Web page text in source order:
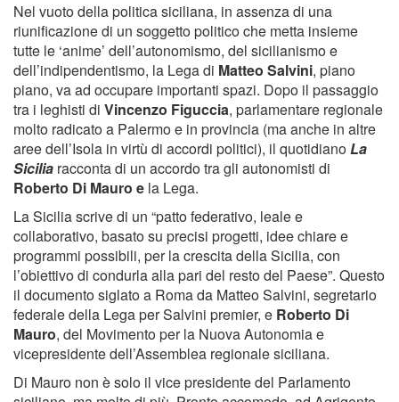
Nel vuoto della politica siciliana, in assenza di una
riunificazione di un soggetto politico che metta insieme
tutte le ‘anime’ dell’autonomismo, del sicilianismo e
dell’indipendentismo, la Lega di Matteo Salvini, piano
piano, va ad occupare importanti spazi. Dopo il passaggio
tra i leghisti di Vincenzo Figuccia, parlamentare regionale
molto radicato a Palermo e in provincia (ma anche in altre
aree dell’Isola in virtù di accordi politici), il quotidianoLa
Sicilia racconta di un accordo tra gli autonomisti di
Roberto Di Mauro e la Lega.
La Sicilia scrive di un “patto federativo, leale e
collaborativo, basato su precisi progetti, idee chiare e
programmi possibili, per la crescita della Sicilia, con
l’obiettivo di condurla alla pari del resto del Paese”. Questo
il documento siglato a Roma da Matteo Salvini, segretario
federale della Lega per Salvini premier, e Roberto Di
Mauro, del Movimento per la Nuova Autonomia e
vicepresidente dell’Assemblea regionale siciliana.
Di Mauro non è solo il vice presidente del Parlamento